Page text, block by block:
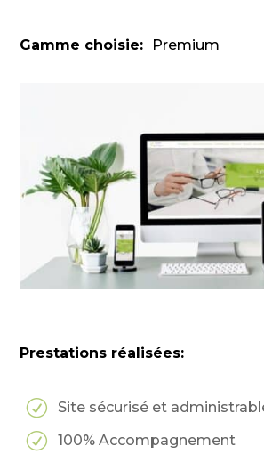
Gamme choisie: Premium
Prestations réalisées:
R Site sécurisé et
R 100% Accompagnement